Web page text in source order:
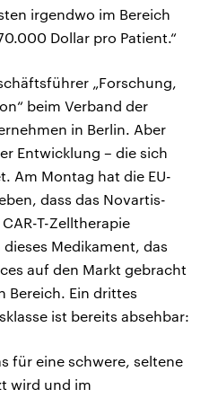
irgendwo im Bereich
Dollar pro Patient.“
„Forschung,
beim Verband der
in Berlin. Aber
Entwicklung – die sich
Am Montag hat die EU-
dass das Novartis-
T-Zelltherapie
Medikament, das
auf den Markt gebracht
Bereich. Ein drittes
ist bereits absehbar:
für eine schwere, seltene
wird und im